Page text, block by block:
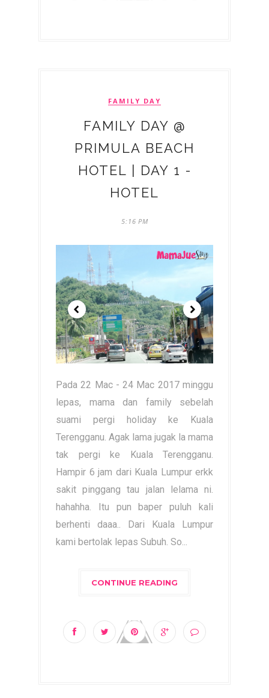
FAMILY DAY
FAMILY DAY @
PRIMULA BEACH
HOTEL | DAY 1 -
HOTEL
5:16 PM
Pada 22 Mac - 24 Mac 2017 minggu
lepas, mama dan family sebelah
suami pergi holiday ke Kuala
Terengganu. Agak lama jugak la mama
tak pergi ke Kuala Terengganu.
Hampir 6 jam dari Kuala Lumpur erkk
sakit pinggang tau jalan lelama ni.
hahahha. Itu pun baper puluh kali
berhenti daaa.. Dari Kuala Lumpur
kami bertolak lepas Subuh. So...
CONTINUE READING